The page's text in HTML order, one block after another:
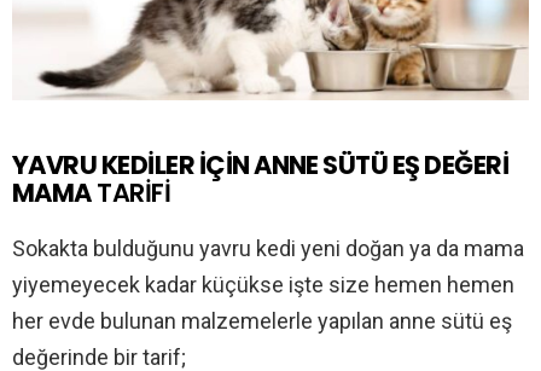
YAVRU KEDİLER İÇİN ANNE SÜTÜ EŞ DEĞERİ
MAMATARİFİ
Sokakta bulduğunu yavru kedi yeni doğan ya da mama
yiyemeyecek kadar küçükse işte size hemen hemen
her evde bulunan malzemelerle yapılan anne sütü eş
değerinde bir tarif;